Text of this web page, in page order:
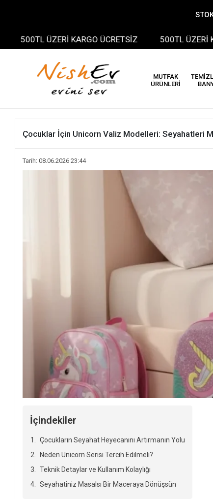
KARGO ÜCRETSİZ 500TL ÜZERİ KARGO
MUTFAK
ÜRÜNLERİ
Çocuklar İçin Unicorn Valiz Modelleri: Seyahatleri
Tarih: 08.06.2026 23:44
İçindekiler
Çocukların Seyahat Heyecanını Artırmanın Yolu
Neden Unicorn Serisi Tercih Edilmeli?
Teknik Detaylar ve Kullanım Kolaylığı
Seyahatiniz Masalsı Bir Maceraya Dönüşsün